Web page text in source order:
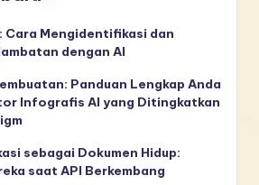
Cara Mengidentifikasi dan
dengan AI
Panduan Lengkap Anda
Infografis AI yang Ditingkatkan
sebagai Dokumen Hidup:
saat API Berkembang